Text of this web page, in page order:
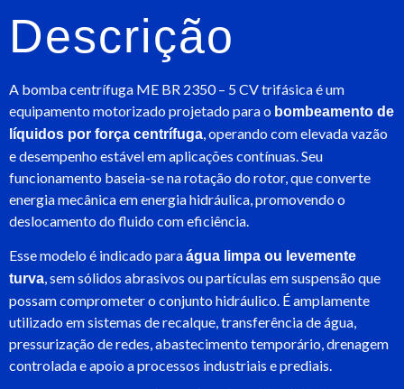
Descrição
A bomba centrífuga ME BR 2350 – 5 CV trifásica é um
equipamento motorizado projetado para o bombeamento de
líquidos por força centrífuga , operando com elevada vazão
e desempenho estável em aplicações contínuas. Seu
funcionamento baseia-se na rotação do rotor, que converte
energia mecânica em energia hidráulica, promovendo o
deslocamento do fluido com eficiência.
Esse modelo é indicado paraágua limpa ou levemente
turva, sem sólidos abrasivos ou partículas em suspensão que
possam comprometer o conjunto hidráulico. É amplamente
utilizado em sistemas de recalque, transferência de água,
pressurização de redes, abastecimento temporário, drenagem
controlada e apoio a processos industriais e prediais.